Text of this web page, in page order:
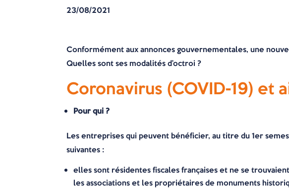
23/08/2021
Conformément aux annonces gouvernementales, une
Quelles sont ses modalités d’octroi ?
Coronavirus (COVID-19) et
Pour qui ?
Les entreprises qui peuvent bénéficier, au titre du 1er
suivantes :
elles sont résidentes fiscales françaises et ne se
les associations et les propriétaires de monuments